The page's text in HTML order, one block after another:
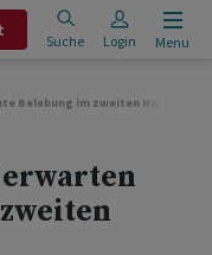
Suche Login Menu
Belebung im zweiten Halbjahr